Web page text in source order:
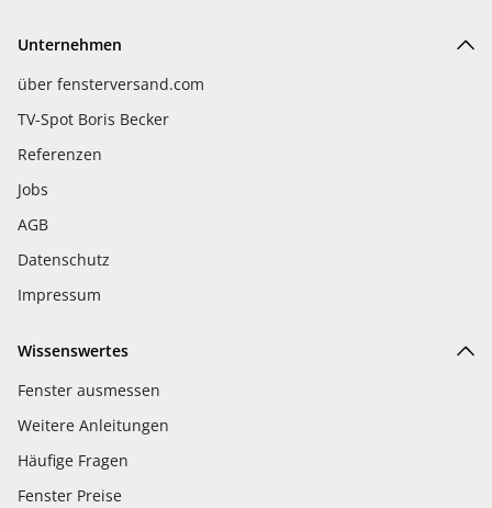
Unternehmen
über fensterversand.com
TV-Spot Boris Becker
Referenzen
Jobs
AGB
Datenschutz
Impressum
Wissenswertes
Fenster ausmessen
Weitere Anleitungen
Häufige Fragen
Fenster Preise